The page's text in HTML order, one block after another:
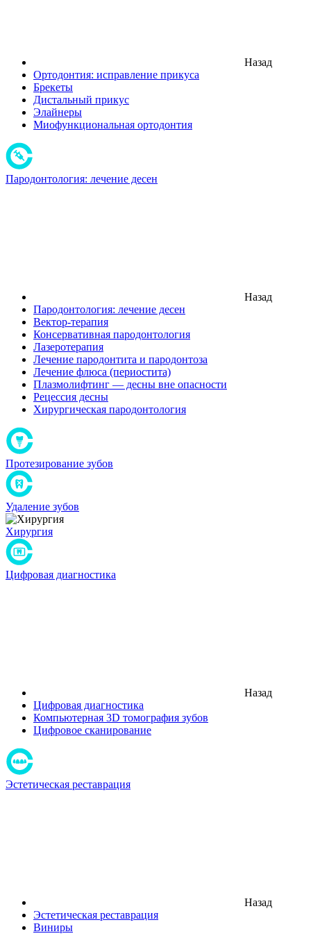
Назад
Ортодонтия: исправление прикуса
Брекеты
Дистальный прикус
Элайнеры
Миофункциональная ортодонтия
Пародонтология: лечение десен
Назад
Пародонтология: лечение десен
Вектор-терапия
Консервативная пародонтология
Лазеротерапия
Лечение пародонтита и пародонтоза
Лечение флюса (периостита)
Плазмолифтинг — десны вне опасности
Рецессия десны
Хирургическая пародонтология
Протезирование зубов
Удаление зубов
Хирургия
Цифровая диагностика
Назад
Цифровая диагностика
Компьютерная 3D томография зубов
Цифровое сканирование
Эстетическая реставрация
Назад
Эстетическая реставрация
Виниры